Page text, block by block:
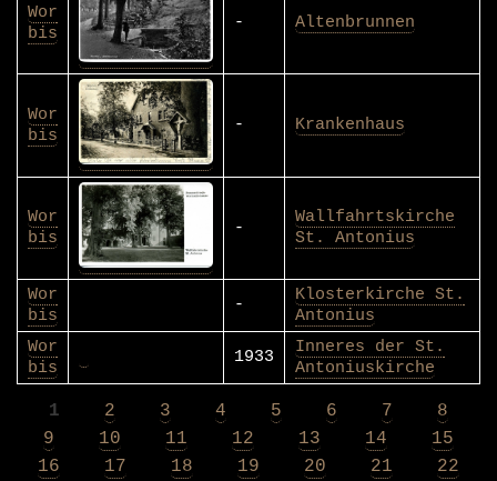
Wor
bis
- Altenbrunnen
Wor
bis
- Krankenhaus
Wor
bis
-
Wallfahrtskirche
St. Antonius
Wor
bis
-
Klosterkirche St.
Antonius
Wor
bis
1933
Inneres der St.
Antoniuskirche
Seitennummerierung
Page
1 Page
2 Page
3 Page
4 Page
5 Page
6 Page
7 Page
8
Page
9 Page
10 Page
11 Page
12 Page
13 Page
14 Page
15
Page
16 Page
17 Page
18 Page
19 Page
20 Page
21 Page
22